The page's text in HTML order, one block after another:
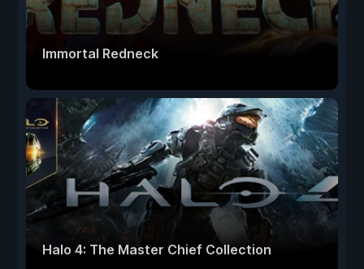
Immortal Redneck
Halo 4: The Master Chief Collection